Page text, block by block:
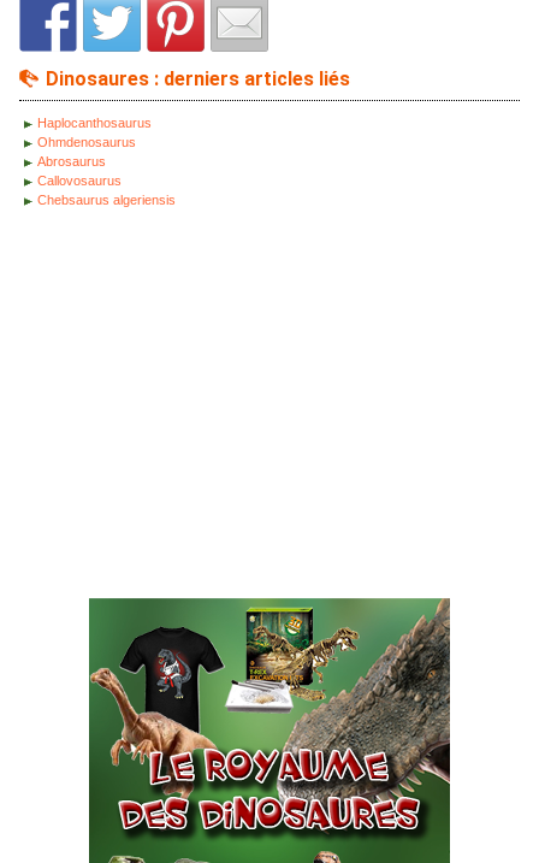
Dinosaures : derniers articles liés
Haplocanthosaurus
Ohmdenosaurus
Abrosaurus
Callovosaurus
Chebsaurus algeriensis